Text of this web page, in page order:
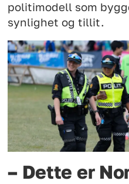
politimodell som
synlighet og tillit.
– Dette er